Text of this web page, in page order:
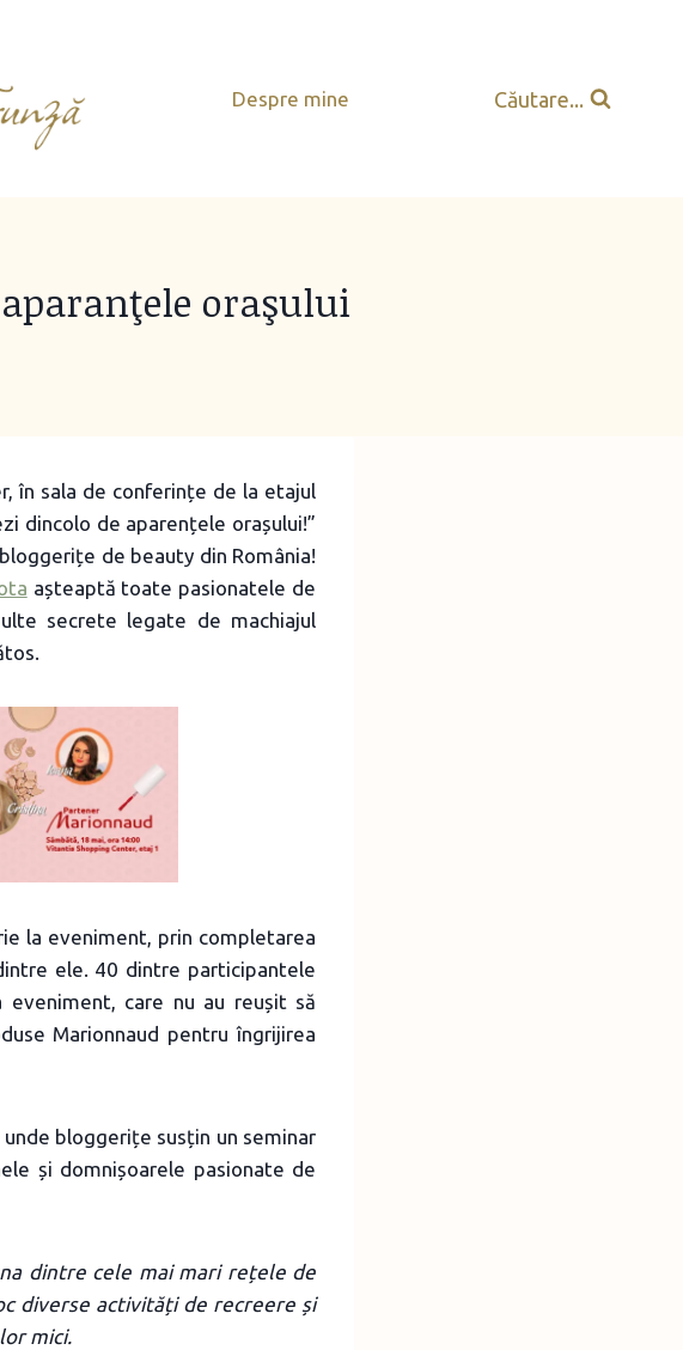
Despre mine Căutare...
oraşului
în sala de conferințe de la etajul
dincolo de aparențele orașului!”
de beauty din România!
așteaptă toate pasionatele de
secrete legate de machiajul
la eveniment, prin completarea
ele. 40 dintre participantele
care nu au reușit să
Marionnaud pentru îngrijirea
bloggerițe susțin un seminar
și domnișoarele pasionate de
dintre cele mai mari rețele de
diverse activități de recreere și
mici.